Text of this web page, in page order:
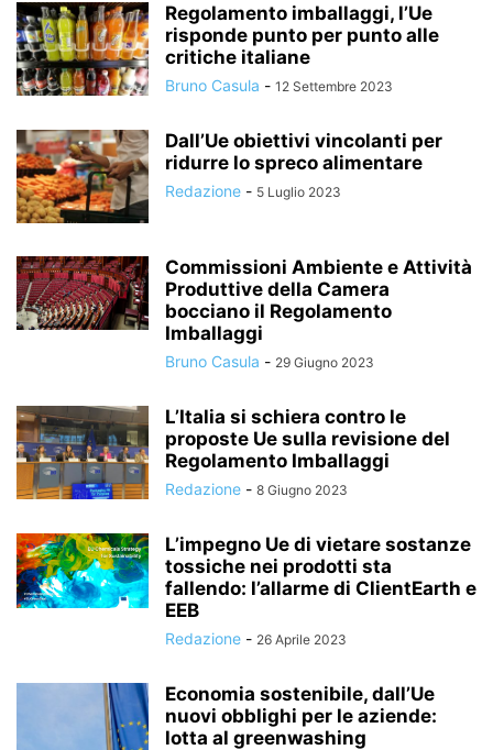
Regolamento imballaggi, l’Ue
risponde punto per punto alle
critiche italiane
Bruno Casula - 12 Settembre 2023
Dall’Ue obiettivi vincolanti per
ridurre lo spreco alimentare
Redazione - 5 Luglio 2023
Commissioni Ambiente e Attività
Produttive della Camera
bocciano il Regolamento
Imballaggi
Bruno Casula - 29 Giugno 2023
L’Italia si schiera contro le
proposte Ue sulla revisione del
Regolamento Imballaggi
Redazione - 8 Giugno 2023
L’impegno Ue di vietare sostanze
tossiche nei prodotti sta
fallendo: l’allarme di ClientEarth e
EEB
Redazione - 26 Aprile 2023
Economia sostenibile, dall’Ue
nuovi obblighi per le aziende:
lotta al greenwashing